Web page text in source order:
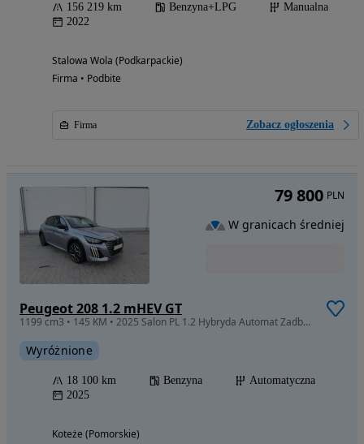
156 219 km Benzyna+LPG
Manualna
2022
Stalowa Wola (Podkarpackie)
Firma • Podbite
Firma Zobacz ogłoszenia
Peugeot 208 1.2 mHEV GT
1199 cm3 • 145 KM • 2025 Salon PL 1.2 Hybryda Automat Zadbany 18.100 KM
Wyróżnione
18 100 km Benzyna
Automatyczna
2025
Koteże (Pomorskie)
79 800 PLN
W granicach średniej